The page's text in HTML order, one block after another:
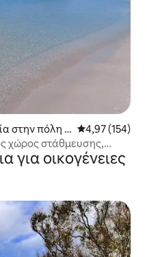
στην πόλη Α Μέση
4,97 (154)
χώρος στάθμευσης,
για οικογένειες